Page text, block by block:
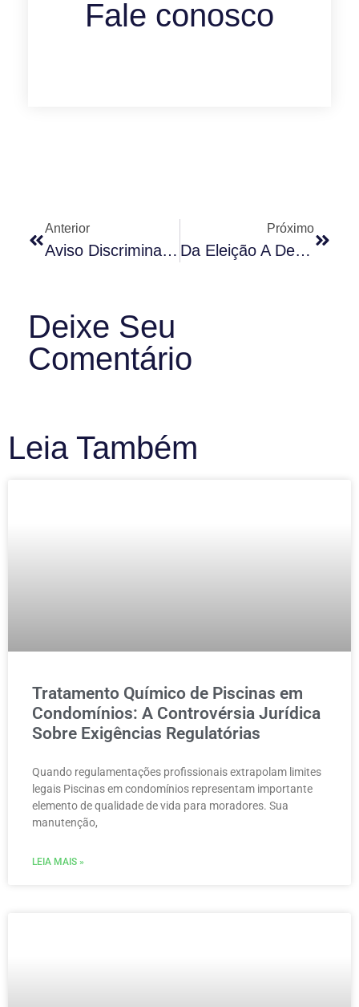
Fale conosco
Anterior
Aviso Discriminatório É Motivo De Processo Contra Condomínio
Próximo
Da Eleição A Destituição Do Síndico Profissional
Deixe Seu
Comentário
Leia Também
Tratamento Químico de Piscinas em
Condomínios: A Controvérsia Jurídica
Sobre Exigências Regulatórias
Quando regulamentações profissionais extrapolam limites
legais Piscinas em condomínios representam importante
elemento de qualidade de vida para moradores. Sua
manutenção,
LEIA MAIS »